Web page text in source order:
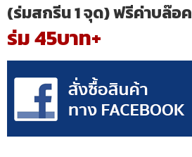
(ร่มสกรีน 1 จุด) ฟรีค่าบล๊อค
ร่ม 45บาท+